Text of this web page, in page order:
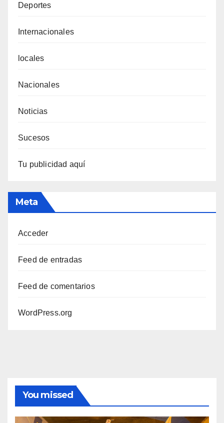
Deportes
Internacionales
locales
Nacionales
Noticias
Sucesos
Tu publicidad aquí
Meta
Acceder
Feed de entradas
Feed de comentarios
WordPress.org
You missed